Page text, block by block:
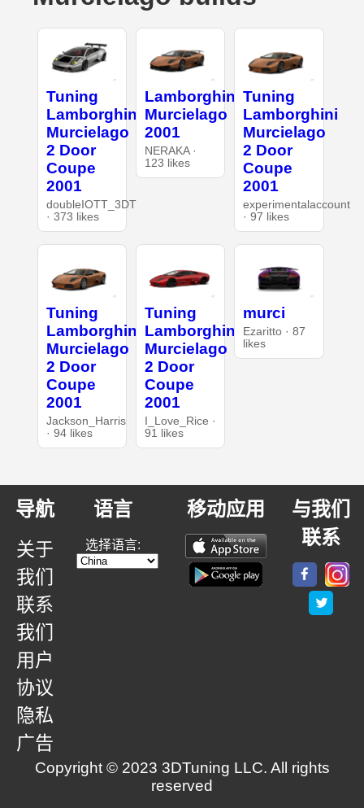
Tuning
Lamborghini
Murcielago
2 Door
Coupe
2001
doubleIOTT_3DT
· 373 likes
Lamborghini
Murcielago
2001
NERAKA ·
123 likes
Tuning
Lamborghini
Murcielago
2 Door
Coupe
2001
experimentalaccount
· 97 likes
Tuning
Lamborghini
Murcielago
2 Door
Coupe
2001
Jackson_Harris
· 94 likes
Tuning
Lamborghini
Murcielago
2 Door
Coupe
2001
I_Love_Rice ·
91 likes
murci
Ezaritto · 87
likes
导航
关于
我们
联系
我们
用户
协议
隐私
广告
语言
选择语言:
移动应用
与我们
联系
Copyright © 2023 3DTuning LLC. All rights
reserved